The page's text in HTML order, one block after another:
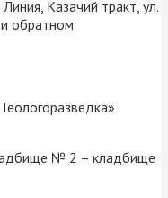
Казачий тракт, ул.
обратном
№ 2 – кладбище